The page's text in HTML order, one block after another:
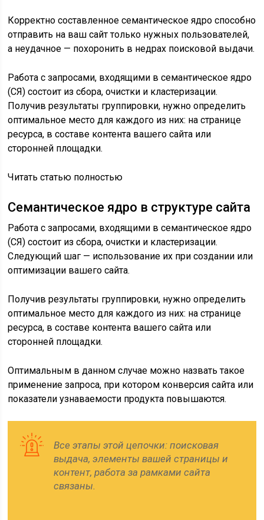
Корректно составленное семантическое ядро способно
отправить на ваш сайт только нужных пользователей,
а неудачное — похоронить в недрах поисковой выдачи.
Работа с запросами, входящими в семантическое ядро
(СЯ) состоит из сбора, очистки и кластеризации.
Получив результаты группировки, нужно определить
оптимальное место для каждого из них: на странице
ресурса, в составе контента вашего сайта или
сторонней площадки.
Читать статью полностью
Семантическое ядро в структуре сайта
Работа с запросами, входящими в семантическое ядро
(СЯ) состоит из сбора, очистки и кластеризации.
Следующий шаг — использование их при создании или
оптимизации вашего сайта.
Получив результаты группировки, нужно определить
оптимальное место для каждого из них: на странице
ресурса, в составе контента вашего сайта или
сторонней площадки.
Оптимальным в данном случае можно назвать такое
применение запроса, при котором конверсия сайта или
показатели узнаваемости продукта повышаются.
Все этапы этой цепочки: поисковая
выдача, элементы вашей страницы и
контент, работа за рамками сайта
связаны.